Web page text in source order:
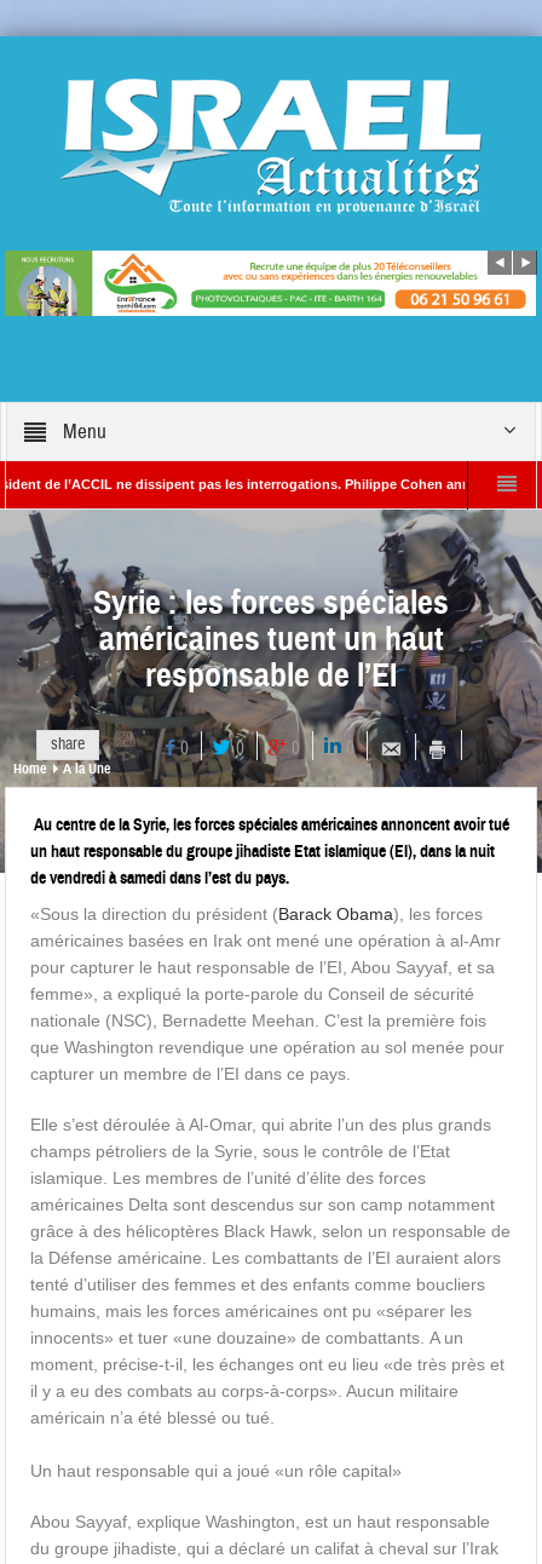
Menu
l’ACCIL ne dissipent pas les interrogations. Philippe Cohen annonce se réserver
– Rédacteur en chef d’Israël Actualités L’Iran menace de frapper
Syrie : les forces spéciales
américaines tuent un haut
responsable de l’EI
share 0 0 0 0
Home A la Une
Au centre de la Syrie, les forces spéciales américaines annoncent avoir tué
un haut responsable du groupe jihadiste Etat islamique (EI), dans la nuit
de vendredi à samedi dans l’est du pays.
«Sous la direction du président (Barack Obama), les forces
américaines basées en Irak ont mené une opération à al-Amr
pour capturer le haut responsable de l’EI, Abou Sayyaf, et sa
femme», a expliqué la porte-parole du Conseil de sécurité
nationale (NSC), Bernadette Meehan. C’est la première fois
que Washington revendique une opération au sol menée pour
capturer un membre de l’EI dans ce pays.
Elle s’est déroulée à Al-Omar, qui abrite l’un des plus grands
champs pétroliers de la Syrie, sous le contrôle de l’Etat
islamique. Les membres de l’unité d’élite des forces
américaines Delta sont descendus sur son camp notamment
grâce à des hélicoptères Black Hawk, selon un responsable de
la Défense américaine. Les combattants de l’EI auraient alors
tenté d’utiliser des femmes et des enfants comme boucliers
humains, mais les forces américaines ont pu «séparer les
innocents» et tuer «une douzaine» de combattants. A un
moment, précise-t-il, les échanges ont eu lieu «de très près et
il y a eu des combats au corps-à-corps». Aucun militaire
américain n’a été blessé ou tué.
Un haut responsable qui a joué «un rôle capital»
Abou Sayyaf, explique Washington, est un haut responsable
du groupe jihadiste, qui a déclaré un califat à cheval sur l’Irak